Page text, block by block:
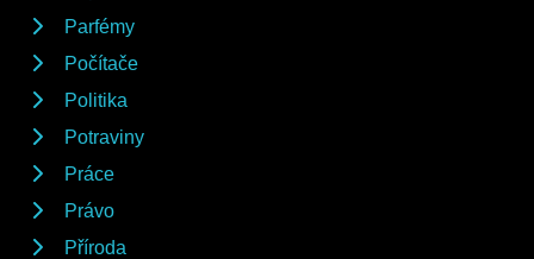
Parfémy
Počítače
Politika
Potraviny
Práce
Právo
Příroda